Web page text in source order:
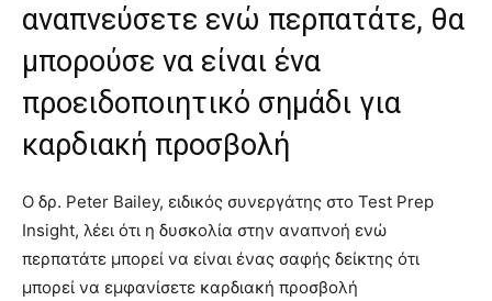
αναπνεύσετε ενώ περπατάτε, θα
μπορούσε να είναι ένα
προειδοποιητικό σημάδι για
καρδιακή προσβολή
Ο δρ. Peter Bailey, ειδικός συνεργάτης στο Test Prep
Insight, λέει ότι η δυσκολία στην αναπνοή ενώ
περπατάτε μπορεί να είναι ένας σαφής δείκτης ότι
μπορεί να εμφανίσετε καρδιακή προσβολή